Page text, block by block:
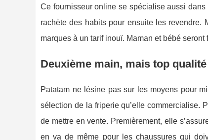
Ce fournisseur online se spécialise aussi dans
rachète des habits pour ensuite les revendre.
marques à un tarif inouï. Maman et bébé
Deuxième main, mais top qualité
Patatam ne lésine pas sur les moyens pour
sélection de la friperie qu’elle commercialise.
de mettre en vente. Premièrement, elle
en va de même pour les chaussures qui